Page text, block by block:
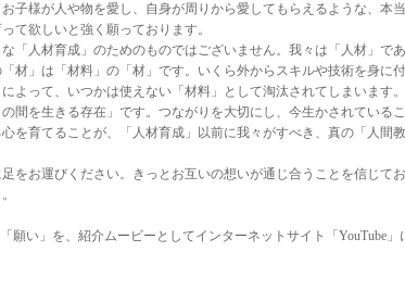
お子様が人や物を愛し、自身が周りから愛してもらえるような、本
て欲しいと強く願っております。
「人材育成」のためのものではございません。我々は「人材」で
材」は「材料」の「材」です。いくら外からスキルや技術を身に
よって、いつかは使えない「材料」として淘汰されてしまいます。
間を生きる存在」です。つながりを大切にし、今生かされている
を育てることが、「人材育成」以前に我々がすべき、真の「人間
をお運びください。きっとお互いの想いが通じ合うことを信じて
願い」を、紹介ムービーとしてインターネットサイト「YouTube」